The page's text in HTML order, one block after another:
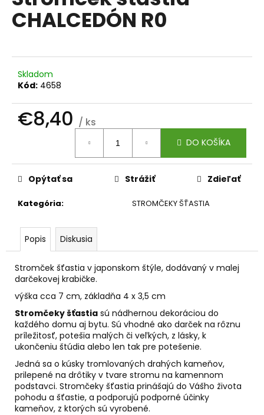
0,0
z
CHALCEDÓN R0
Skladom
Kód: 4658
€8,40 / ks
DO KOŠÍKA
Kategória: STROMČEKY ŠŤASTIA
Opýtať sa Strážiť Zdieľať
Popis Diskusia
Stromček šťastia v japonskom štýle, dodávaný v malej
darčekovej krabičke.
výška cca 7 cm, základňa 4 x 3,5 cm
Stromčeky šťastia sú nádhernou dekoráciou do
každého domu aj bytu. Sú vhodné ako darček na rôznu
príležitosť, potešia malých či veľkých, z lásky, k
ukončeniu štúdia alebo len tak pre potešenie.
Jedná sa o kúsky tromlovaných drahých kameňov,
prilepené na drôtiky v tvare stromu na kamennom
podstavci. Stromčeky šťastia prinášajú do Vášho života
pohodu a šťastie, a podporujú podporné účinky
kameňov, z ktorých sú vyrobené.
á
j
ť
?
d
ú
č
a
m
e
PALO
SANTO
SVIEČKA
€10,89